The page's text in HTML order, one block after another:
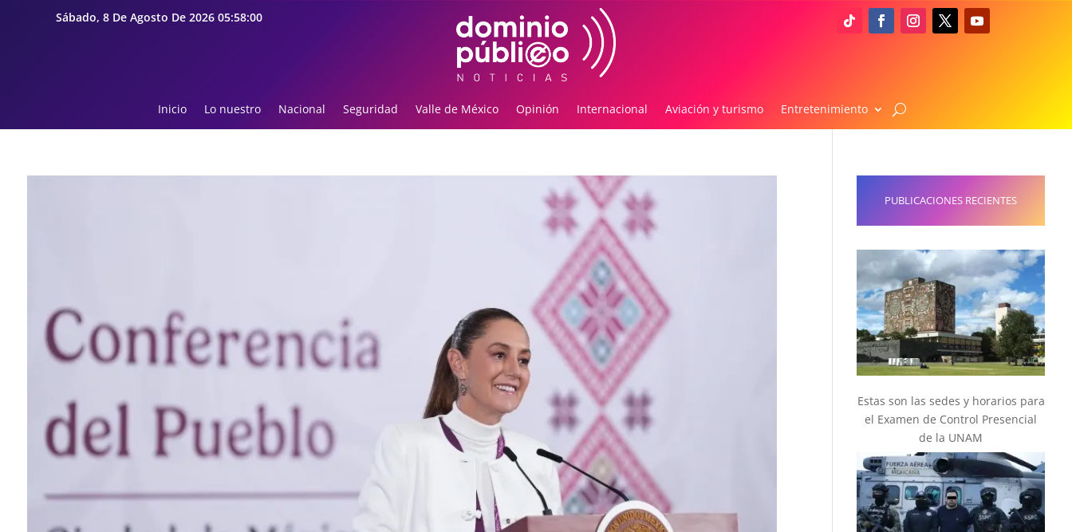
Sábado, 8 De Agosto De 2026 05:58:02
Inicio Lo nuestro Nacional Seguridad Valle de México Opinión Internacional Aviación y turismo Entretenimiento
PUBLICACIONES RECIENTES
Estas son las sedes y horarios para
el Examen de Control Presencial
de la UNAM